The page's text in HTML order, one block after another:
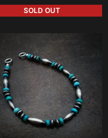
SOLD OUT